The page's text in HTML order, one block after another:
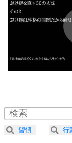
4
2.0倍速 （
2.5倍速 （
3.0倍速 （
習慣 行